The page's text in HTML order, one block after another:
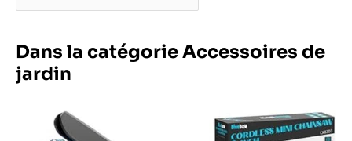
Dans la catégorie Accessoires de
jardin